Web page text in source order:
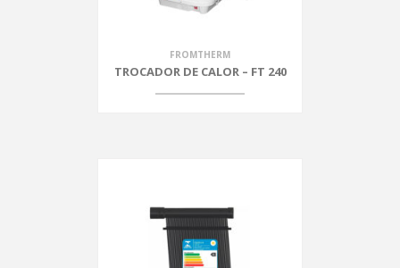
FROMTHERM
TROCADOR DE CALOR – FT 240